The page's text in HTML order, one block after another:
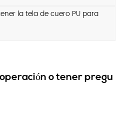
la tela de cuero PU para
o tener pregu